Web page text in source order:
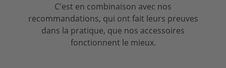
C'est en combinaison avec nos
recommandations, qui ont fait leurs preuves
dans la pratique, que nos accessoires
fonctionnent le mieux.